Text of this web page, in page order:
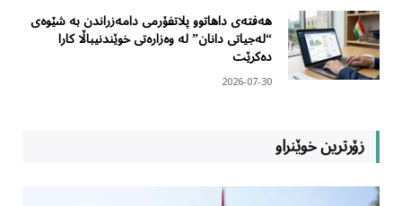
هەفتەی داهاتوو پلاتفۆرمی دامەزراندن بە شێوەی
“لەجیاتی دانان” لە وەزارەتی خوێندنیباڵا کارا
دەکرێت
2026-07-30
زۆرترین خوێنراو